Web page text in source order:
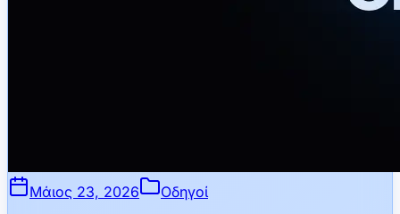
Μάιος 23, 2026 Οδηγοί